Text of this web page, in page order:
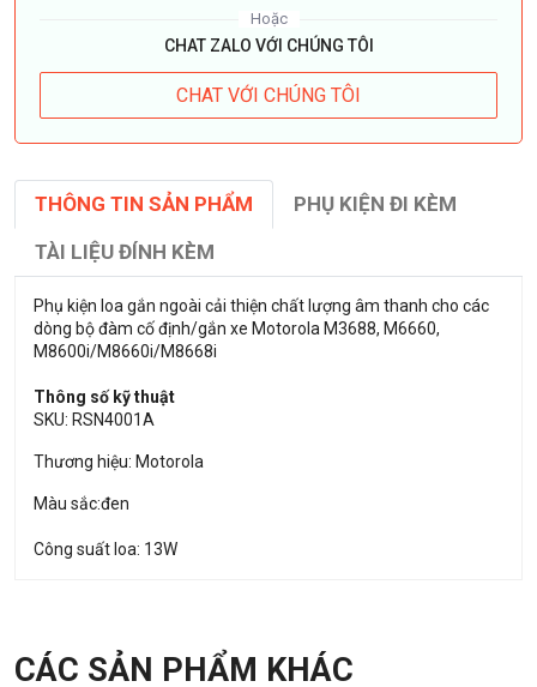
Hoặc
CHAT ZALO VỚI CHÚNG TÔI
CHAT VỚI CHÚNG TÔI
THÔNG TIN SẢN PHẨM
PHỤ KIỆN ĐI KÈM
TÀI LIỆU ĐÍNH KÈM
Phụ kiện loa gắn ngoài cải thiện chất lượng âm thanh cho các
dòng bộ đàm cố định/gắn xe Motorola M3688, M6660,
M8600i/M8660i/M8668i
Thông số kỹ thuật
SKU: RSN4001A
Thương hiệu: Motorola
Màu sắc:đen
Công suất loa: 13W
CÁC SẢN PHẨM KHÁC